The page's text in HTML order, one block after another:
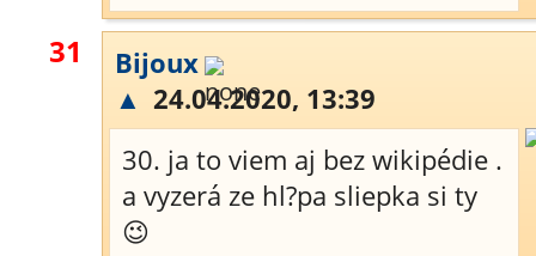
31
Bijoux
▲ 24.04.2020, 13:39
30. ja to viem aj bez wikipédie .
a vyzerá ze hl?pa sliepka si ty
😉